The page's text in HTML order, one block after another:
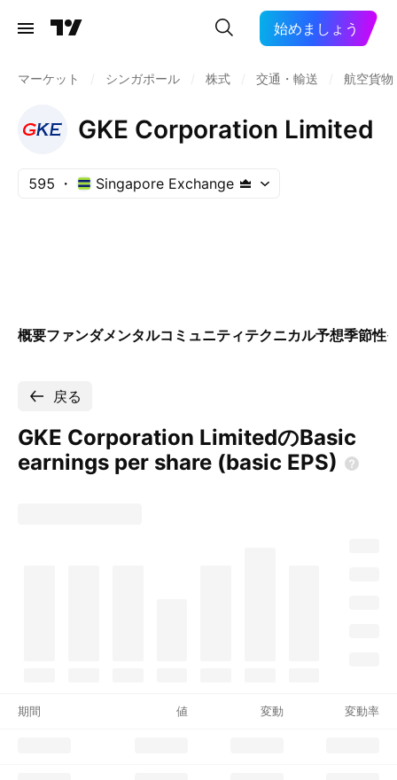
始めましょう
マーケット シンガポール 株式 交通・輸送 航空貨物
GKE Corporation Limited
595 Singapore Exchange
概要ファンダメンタルコミュニティテクニカル予想季節性
戻る
GKE Corporation LimitedのBasic
earnings per share (basic EPS)
期間 値 変動 変動率